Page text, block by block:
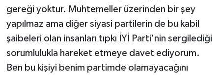
gereği yoktur. Muhtemeller üzerinden bir şey
yapılmaz ama diğer siyasi partilerin de bu kabil
şaibeleri olan insanları tıpkı İYİ Parti'nin sergilediği
sorumlulukla hareket etmeye davet ediyorum.
Ben bu kişiyi benim partimde olamayacağını